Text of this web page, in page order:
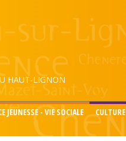
HAUT-LIGNON
JEUNESSE - VIE SOCIALE CULTURE